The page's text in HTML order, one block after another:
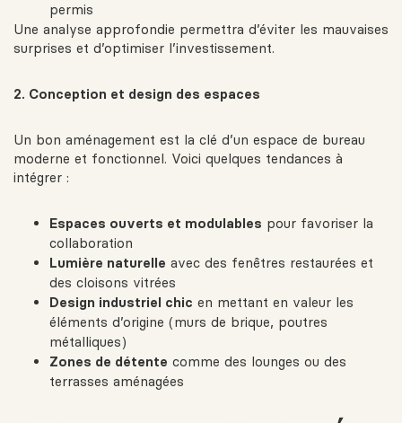
permis
Une analyse approfondie permettra d’éviter les mauvaises
surprises et d’optimiser l’investissement.
2. Conception et design des espaces
Un bon aménagement est la clé d’un espace de bureau
moderne et fonctionnel. Voici quelques tendances à
intégrer :
Espaces ouverts et modulables pour favoriser la
collaboration
Lumière naturelle avec des fenêtres restaurées et
des cloisons vitrées
Design industriel chic en mettant en valeur les
éléments d’origine (murs de brique, poutres
métalliques)
Zones de détente comme des lounges ou des
terrasses aménagées